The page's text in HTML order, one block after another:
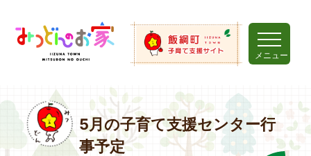
メニュー
5月の子育て支援センター行
事予定